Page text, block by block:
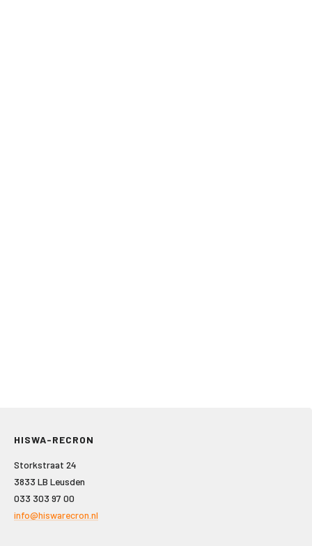
HISWA-RECRON
Storkstraat 24
3833 LB Leusden
033 303 97 00
info@hiswarecron.nl